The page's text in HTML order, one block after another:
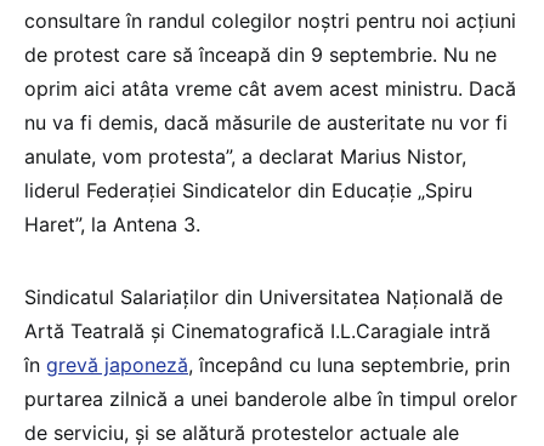
consultare în randul colegilor noștri pentru noi acțiuni
de protest care să înceapă din 9 septembrie. Nu ne
oprim aici atâta vreme cât avem acest ministru. Dacă
nu va fi demis, dacă măsurile de austeritate nu vor fi
anulate, vom protesta”, a declarat Marius Nistor,
liderul Federației Sindicatelor din Educație „Spiru
Haret”, la Antena 3.
Sindicatul Salariaților din Universitatea Națională de
Artă Teatrală și Cinematografică I.L.Caragiale intră
în grevă japoneză, începând cu luna septembrie, prin
purtarea zilnică a unei banderole albe în timpul orelor
de serviciu, și se alătură protestelor actuale ale